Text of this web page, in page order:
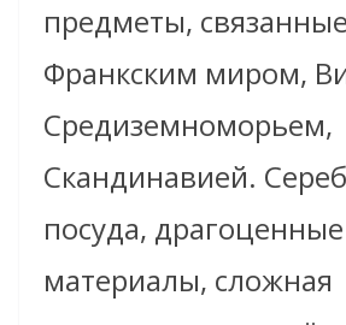
предметы,
Франкским миром,
Средиземноморьем,
Скандинавией.
посуда, драгоценные
материалы, сложная